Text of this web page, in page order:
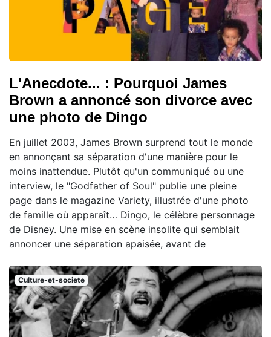
L'Anecdote... : Pourquoi James
Brown a annoncé son divorce avec
une photo de Dingo
En juillet 2003, James Brown surprend tout le monde
en annonçant sa séparation d'une manière pour le
moins inattendue. Plutôt qu'un communiqué ou une
interview, le "Godfather of Soul" publie une pleine
page dans le magazine Variety, illustrée d'une photo
de famille où apparaît… Dingo, le célèbre personnage
de Disney. Une mise en scène insolite qui semblait
annoncer une séparation apaisée, avant de
Culture-et-societe